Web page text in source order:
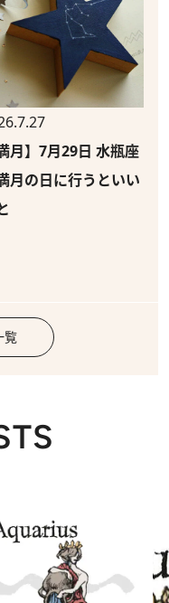
満月】7月29日 水瓶座
月の日に行うといい
覧